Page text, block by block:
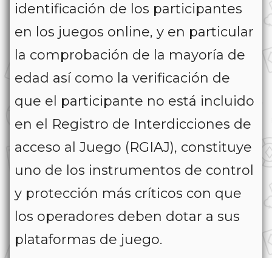
identificación de los participantes
en los juegos online, y en particular
la comprobación de la mayoría de
edad así como la verificación de
que el participante no está incluido
en el Registro de Interdicciones de
acceso al Juego (RGIAJ), constituye
uno de los instrumentos de control
y protección más críticos con que
los operadores deben dotar a sus
plataformas de juego.